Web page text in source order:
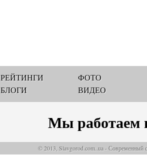
РЕЙТИНГИ
БЛОГИ
ФОТО
ВИДЕО
Мы работаем
© 2013, Slavgorod.com..ua - Современный